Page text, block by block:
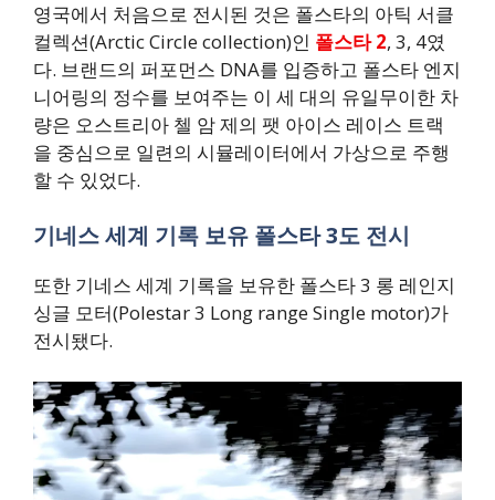
영국에서 처음으로 전시된 것은 폴스타의 아틱 서클
컬렉션(Arctic Circle collection)인 폴스타 2, 3, 4였
다. 브랜드의 퍼포먼스 DNA를 입증하고 폴스타 엔지
니어링의 정수를 보여주는 이 세 대의 유일무이한 차
량은 오스트리아 첼 암 제의 팻 아이스 레이스 트랙
을 중심으로 일련의 시뮬레이터에서 가상으로 주행
할 수 있었다.
기네스 세계 기록 보유 폴스타 3도 전시
또한 기네스 세계 기록을 보유한 폴스타 3 롱 레인지
싱글 모터(Polestar 3 Long range Single motor)가
전시됐다.